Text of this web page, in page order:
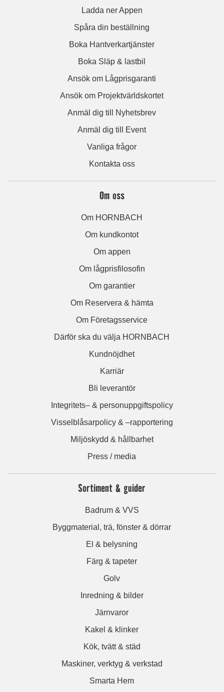
Ladda ner Appen
Spåra din beställning
Boka Hantverkartjänster
Boka Släp & lastbil
Ansök om Lågprisgaranti
Ansök om Projektvärldskortet
Anmäl dig till Nyhetsbrev
Anmäl dig till Event
Vanliga frågor
Kontakta oss
Om oss
Om HORNBACH
Om kundkontot
Om appen
Om lågprisfilosofin
Om garantier
Om Reservera & hämta
Om Företagsservice
Därför ska du välja HORNBACH
Kundnöjdhet
Karriär
Bli leverantör
Integritets– & personuppgiftspolicy
Visselblåsarpolicy & –rapportering
Miljöskydd & hållbarhet
Press / media
Sortiment & guider
Badrum & VVS
Byggmaterial, trä, fönster & dörrar
El & belysning
Färg & tapeter
Golv
Inredning & bilder
Järnvaror
Kakel & klinker
Kök, tvätt & städ
Maskiner, verktyg & verkstad
Smarta Hem